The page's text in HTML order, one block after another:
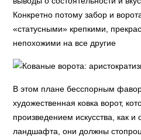
Конкретно потому забор и
«статусными» крепкими,
непохожими на все другие
В этом плане бесспорным
художественная ковка ворот,
произведением искусства, как
ландшафта, они должны